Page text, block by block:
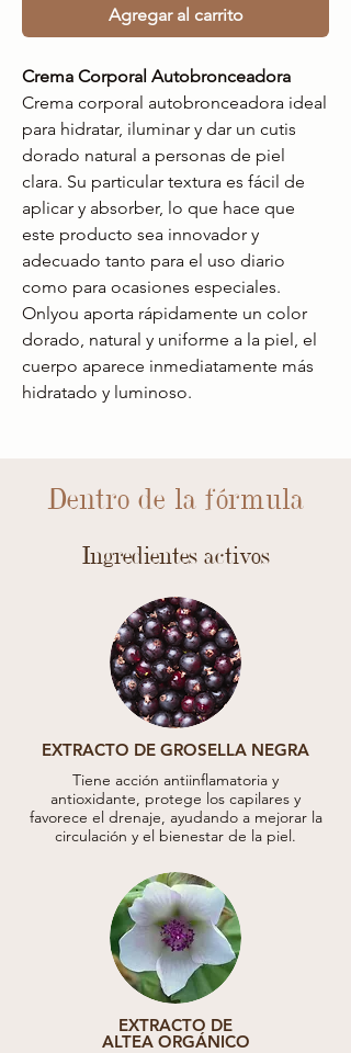
Agregar al carrito
Crema Corporal Autobronceadora
Crema corporal autobronceadora ideal
para hidratar, iluminar y dar un cutis
dorado natural a personas de piel
clara. Su particular textura es fácil de
aplicar y absorber, lo que hace que
este producto sea innovador y
adecuado tanto para el uso diario
como para ocasiones especiales.
Onlyou aporta rápidamente un color
dorado, natural y uniforme a la piel, el
cuerpo aparece inmediatamente más
hidratado y luminoso.
Dentro de la fórmula
Ingredientes activos
EXTRACTO DE GROSELLA NEGRA
Tiene acción antiinflamatoria y
antioxidante, protege los capilares y
favorece el drenaje, ayudando a mejorar la
circulación y el bienestar de la piel.
EXTRACTO DE
ALTEA ORGÁNICO